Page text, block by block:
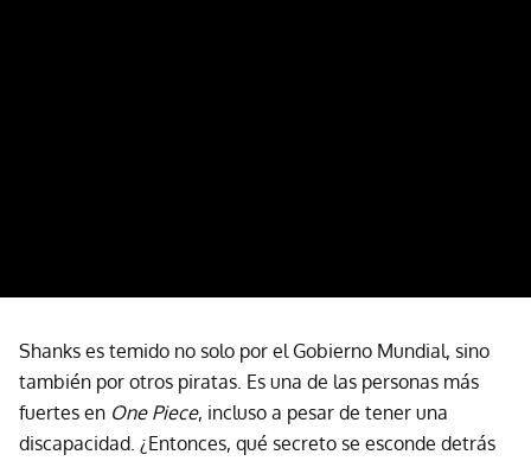
Shanks es temido no solo por el Gobierno Mundial, sino
también por otros piratas. Es una de las personas más
fuertes en One Piece, incluso a pesar de tener una
discapacidad. ¿Entonces, qué secreto se esconde detrás